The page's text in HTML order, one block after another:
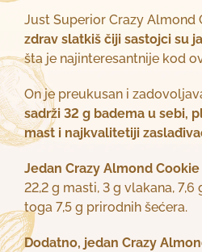
Just Superior Crazy Almond
zdrav slatkiš čiji sastojci su
šta je najinteresantnije kod
On je preukusan i
sadrži 32 g badema u sebi,
mast i najkvalitetiji
Jedan Crazy Almond Cookie
22,2 g masti, 3 g vlakana,
toga 7,5 g prirodnih šećera.
Dodatno, jedan Crazy